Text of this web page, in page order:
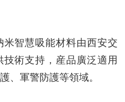
智慧吸能材料由西安交
術支持，産品廣泛適用
、軍警防護等領域。